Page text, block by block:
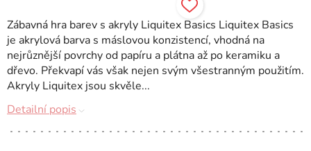
Zábavná hra barev s akryly Liquitex Basics Liquitex Basics
je akrylová barva s máslovou konzistencí, vhodná na
nejrůznější povrchy od papíru a plátna až po keramiku a
dřevo. Překvapí vás však nejen svým všestranným použitím.
Akryly Liquitex jsou skvěle...
Detailní popis